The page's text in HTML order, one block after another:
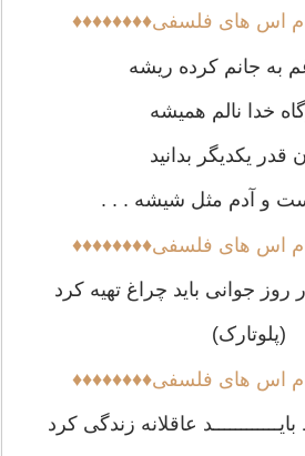
اس های فلسفی♦♦♦♦♦♦♦♦
به جانم کرده ریشه
خدا نالم همیشه
قدر یکدیگر بدانید
و آدم مثل شیشه . . .
اس های فلسفی♦♦♦♦♦♦♦♦
جوانی باید چراغ تهیه کرد
(پلوتارک)
اس های فلسفی♦♦♦♦♦♦♦♦
عاقلانه زندگی کرد